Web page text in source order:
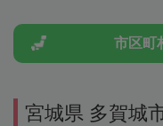
市区町
宮城県 多賀城